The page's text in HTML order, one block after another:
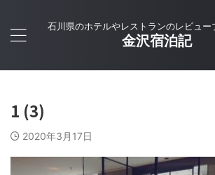
石川県のホテルやレストランのレビュー
金沢宿泊記
1 (3)
2020年3月17日